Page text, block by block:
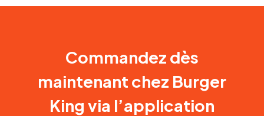
Commandez dès
maintenant chez Burger
King via l’application